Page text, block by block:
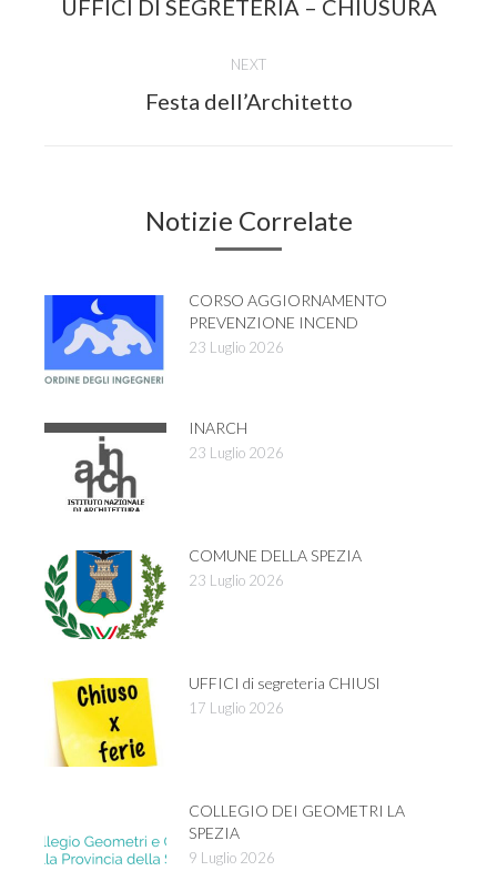
post:
UFFICI DI SEGRETERIA – CHIUSURA
NEXT
Next
post:
Festa dell’Architetto
Notizie Correlate
CORSO AGGIORNAMENTO
PREVENZIONE INCEND
23 Luglio 2026
INARCH
23 Luglio 2026
COMUNE DELLA SPEZIA
23 Luglio 2026
UFFICI di segreteria CHIUSI
17 Luglio 2026
COLLEGIO DEI GEOMETRI LA
SPEZIA
9 Luglio 2026